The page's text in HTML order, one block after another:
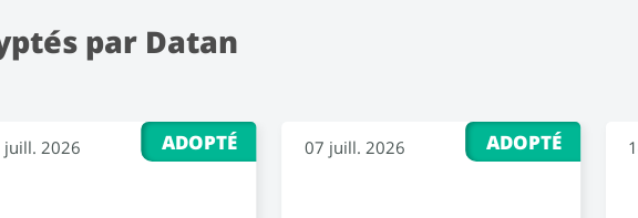
par Datan
ADOPTÉ
juill. 2026 ADOPTÉ
07 juill. 2026